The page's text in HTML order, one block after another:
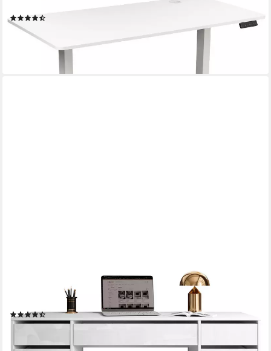
ab 64,99 €
lieferbar - in 2-3 Werktagen bei dir
Schreibtisch MADA DOUBLE mit Schubladen (1x Schreibtisch),
(7)
219,00 € UVP309,00 €